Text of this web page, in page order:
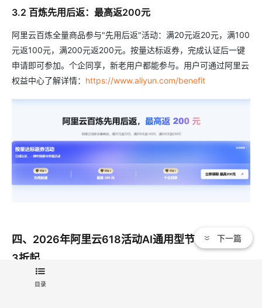
3.2 百炼先用后返：最高返200元
阿里云百炼全量商品参与"先用后返"活动：满20元返20元，满100
元返100元，满200元返200元。按量达标返券，完成认证后一键
申请即可参加。个企同享，新老用户都能参与。用户可通过阿里云
权益中心了解详情： https://www.aliyun.com/benefit
四、2026年阿里云618活动AI通用型节省计划：5.
3折起
对于大模型用量较大的企业用户，阿里云百炼推出的AI通用型节省
目录
下一篇